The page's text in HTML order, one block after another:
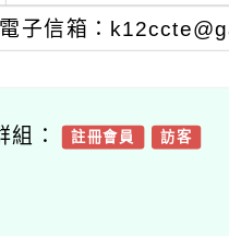
電子信箱：
組： 註冊會員 訪客